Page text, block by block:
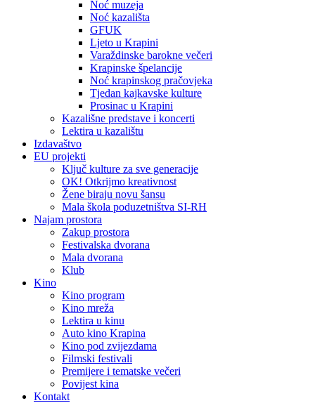
Noć muzeja
Noć kazališta
GFUK
Ljeto u Krapini
Varaždinske barokne večeri
Krapinske špelancije
Noć krapinskog pračovjeka
Tjedan kajkavske kulture
Prosinac u Krapini
Kazališne predstave i koncerti
Lektira u kazalištu
Izdavaštvo
EU projekti
Ključ kulture za sve generacije
OK! Otkrijmo kreativnost
Žene biraju novu šansu
Mala škola poduzetništva SI-RH
Najam prostora
Zakup prostora
Festivalska dvorana
Mala dvorana
Klub
Kino
Kino program
Kino mreža
Lektira u kinu
Auto kino Krapina
Kino pod zvijezdama
Filmski festivali
Premijere i tematske večeri
Povijest kina
Kontakt